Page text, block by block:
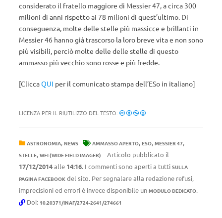
considerato il fratello maggiore di Messier 47, a circa 300
milioni di anni rispetto ai 78 milioni di quest’ultimo. Di
conseguenza, molte delle stelle più massicce e brillanti in
Messier 46 hanno già trascorso la loro breve vita e non sono
più visibili, perciò molte delle delle stelle di questo
ammasso più vecchio sono rosse e più fredde.
[CliccaQUI per il comunicato stampa dell’ESo in italiano]
LICENZA PER IL RIUTILIZZO DEL TESTO:
ASTRONOMIA, NEWS AMMASSO APERTO, ESO, MESSIER 47,
STELLE, WFI (WIDE FIELD IMAGER)
Articolo pubblicato il
17/12/2014alle 14:16. I commenti sono aperti a tutti SULLA
PAGINA FACEBOOK del sito. Per segnalare alla redazione refusi,
imprecisioni ed errori è invece disponibile un MODULO DEDICATO.
Doi: 10.20371/INAF/2724-2641/274661